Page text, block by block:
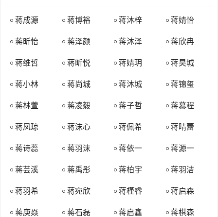
蒋之义、蒋济时：北宋中叶自宜兴迁居江阴城。蒋济时在明中叶
蒋荣九：五代时自潭州圳上迁安化常丰。
蒋堂、蒋晋：宋仁宗时名臣，自宜兴隔湖西迁居吴县杉渎桥西侍
蒋光、蒋仁杰：五代末自常州迁居鄞县采莲桥，蒋仁杰维蒋光十
始祖。四川阆中始祖原居陕西泾阳县三曲沟(经查：三渠沟地名不存
士美，二世蒋亭辅，三世蒋世禄，四世蒋伦，五世蒋应壁，蒋应壁字
近楼，生于明朝隆庆壬申年（1572年），卒于顺治丙申年（1656
川卜居阆城。六世蒋大任，蒋大任生四子（七世）：蒋承泽、蒋承
儒、蒋承涓、蒋承泓。蒋承泓乏嗣，故支系仅三。阆中谱派中，“嘉”
蒋成源 蒋博裕 蒋沐梓 蒋婧怡
蒋昕怡 蒋泽颜 蒋沐泽 蒋欣冉
蒋维哲 蒋昕悦 蒋婧玥 蒋昊城
蒋小林 蒋尚城 蒋沐城 蒋锦玺
蒋林萱 蒋凌毅 蒋子哲 蒋慕程
蒋凤琼 蒋沫心 蒋佩希 蒋晴蕾
蒋诗蕊 蒋羽沫 蒋依一 蒋源一
蒋芸溪 蒋禹彤 蒋柏宇 蒋羽洁
蒋羽希 蒋宛欣 蒋槿睿 蒋启森
蒋庚焱 蒋石磊 蒋启鑫 蒋棋森